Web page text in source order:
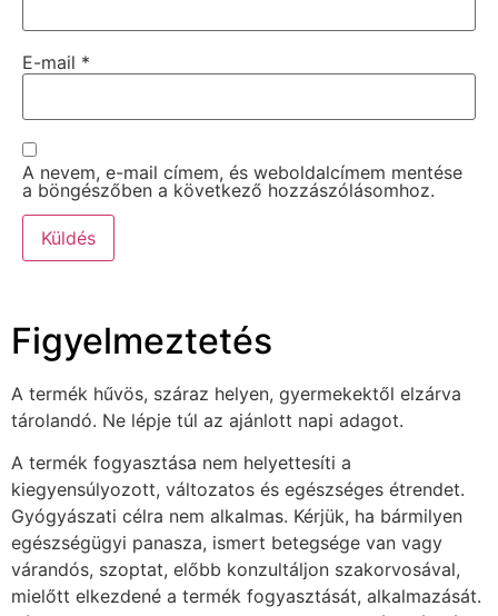
E-mail *
A nevem, e-mail címem, és weboldalcímem mentése
a böngészőben a következő hozzászólásomhoz.
Figyelmeztetés
A termék hűvös, száraz helyen, gyermekektől elzárva
tárolandó. Ne lépje túl az ajánlott napi adagot.
A termék fogyasztása nem helyettesíti a
kiegyensúlyozott, változatos és egészséges étrendet.
Gyógyászati célra nem alkalmas. Kérjük, ha bármilyen
egészségügyi panasza, ismert betegsége van vagy
várandós, szoptat, előbb konzultáljon szakorvosával,
mielőtt elkezdené a termék fogyasztását, alkalmazását.